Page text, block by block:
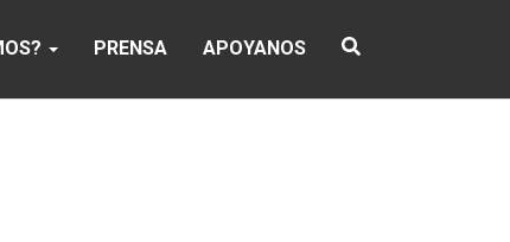
PRENSA APOYANOS